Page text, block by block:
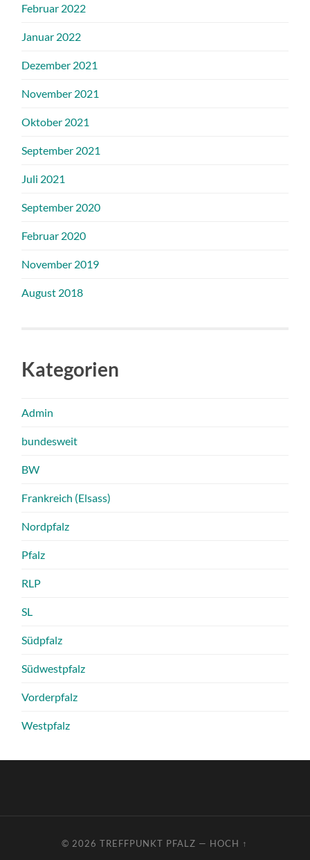
Februar 2022
Januar 2022
Dezember 2021
November 2021
Oktober 2021
September 2021
Juli 2021
September 2020
Februar 2020
November 2019
August 2018
Kategorien
Admin
bundesweit
BW
Frankreich (Elsass)
Nordpfalz
Pfalz
RLP
SL
Südpfalz
Südwestpfalz
Vorderpfalz
Westpfalz
© 2026TREFFPUNKT PFALZ — HOCH ↑